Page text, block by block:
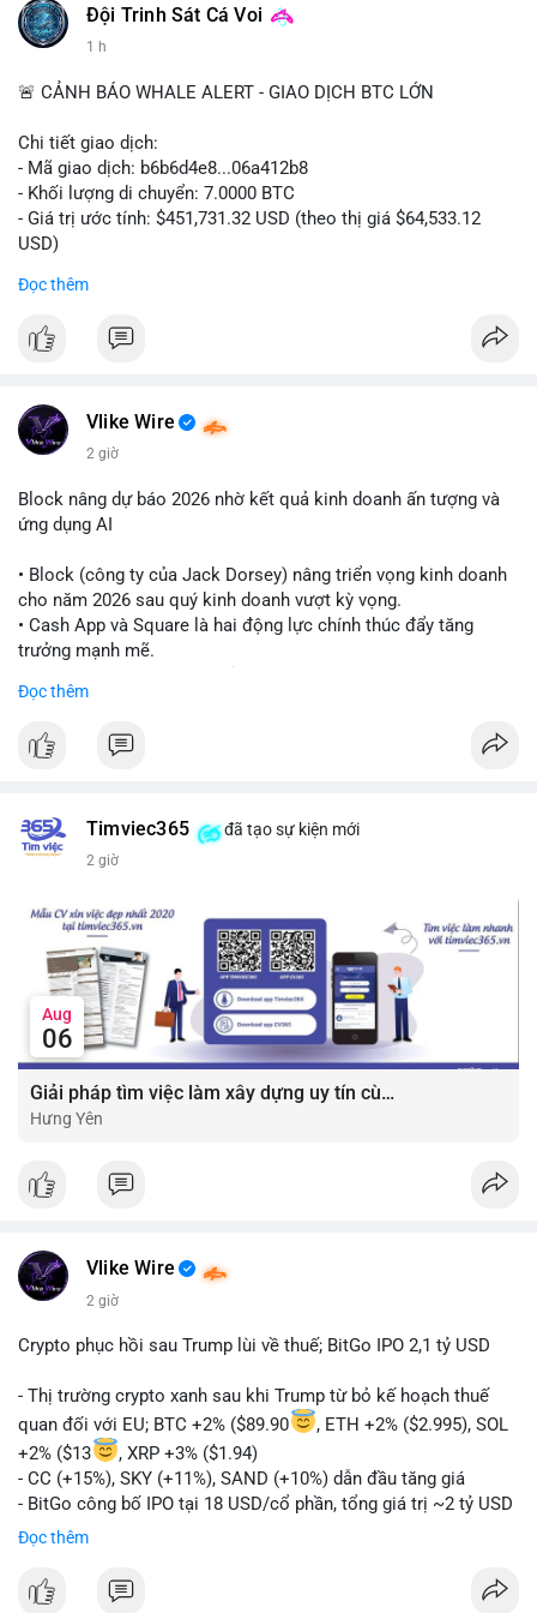
#binancesquare #cryptonews #digitalassetmarketclarityact
#regulation
$btc $eth
#vlikevn #titanbot
📰 Nguồn: CoinDesk
Đội Trinh Sát Cá Voi
1 h
🚨 CẢNH BÁO WHALE ALERT - GIAO DỊCH BTC LỚN
Chi tiết giao dịch:
- Mã giao dịch: b6b6d4e8...06a412b8
- Khối lượng di chuyển: 7.0000 BTC
- Giá trị ước tính: $451,731.32 USD (theo thị giá $64,533.12
USD)
Cá voi chuyển 7 BTC trị giá hơn 451 nghìn USD từ một địa chỉ
tiếp lên thị trường. Với mức giá hiện tại, động thái này thiên về
khả năng tái phân bổ danh mục đầu tư hoặc chuẩn bị thanh
hưởng nhẹ, nhưng không đủ để gây biến động mạnh.
Theo dõi thêm các giao dịch lớn liên tiếp trong 24 giờ tới. Nếu
xuất hiện chuỗi chuyển tiền lên sàn, cần thận trọng trước nguy
cơ điều chỉnh. Tránh hành động theo cảm xúc khi chưa xác
nhận đầy đủ dòng tiền.
#7btc #chuyenvilanh
Đọc thêm
Vlike Wire
2 giờ
Block nâng dự báo 2026 nhờ kết quả kinh doanh ấn tượng và
ứng dụng AI
• Block (công ty của Jack Dorsey) nâng triển vọng kinh doanh
cho năm 2026 sau quý kinh doanh vượt kỳ vọng.
• Cash App và Square là hai động lực chính thúc đẩy tăng
trưởng mạnh mẽ.
quy trình phát triển phần mềm.
#block #fintech
#vlikevn #titanbot
📰 Nguồn: Cointelegraph
Đọc thêm
Timviec365 đã tạo sự kiện mới
2 giờ
Aug
06
Giải pháp tìm việc làm xây dựng uy tín cùng mức lương thưởng hấp dẫn ?️
Hưng Yên
Vlike Wire
2 giờ
Crypto phục hồi sau Trump lùi về thuế; BitGo IPO 2,1 tỷ USD
- Thị trường crypto xanh sau khi Trump từ bỏ kế hoạch thuế
quan đối với EU; BTC +2% ($89.90
, ETH +2% ($2.995), SOL
+2% ($13
, XRP +3% ($1.94)
- CC (+15%), SKY (+11%), SAND (+10%) dẫn đầu tăng giá
- BitGo công bố IPO tại 18 USD/cổ phần, tổng giá trị ~2 tỷ USD
- Vitalik Buterin đề xuất DVT staking bản địa để tăng cường
bảo mật và phi tập trung Ethereum
- Hong Kong phát hành giấy phép stablecoin mới với yêu cầu
tuân thủ nghiêm ngặt
Đọc thêm